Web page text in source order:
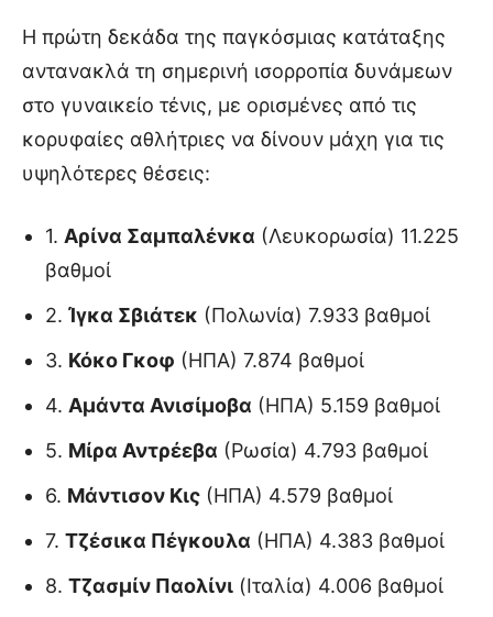
Η πρώτη δεκάδα της παγκόσμιας κατάταξης
αντανακλά τη σημερινή ισορροπία δυνάμεων
στο γυναικείο τένις, με ορισμένες από τις
κορυφαίες αθλήτριες να δίνουν μάχη για τις
υψηλότερες θέσεις:
1. Αρίνα Σαμπαλένκα (Λευκορωσία) 11.225
βαθμοί
2. Ίγκα Σβιάτεκ (Πολωνία) 7.933 βαθμοί
3. Κόκο Γκοφ (ΗΠΑ) 7.874 βαθμοί
4. Αμάντα Ανισίμοβα (ΗΠΑ) 5.159 βαθμοί
5. Μίρα Αντρέεβα (Ρωσία) 4.793 βαθμοί
6. Μάντισον Κις (ΗΠΑ) 4.579 βαθμοί
7. Τζέσικα Πέγκουλα (ΗΠΑ) 4.383 βαθμοί
8. Τζασμίν Παολίνι (Ιταλία) 4.006 βαθμοί